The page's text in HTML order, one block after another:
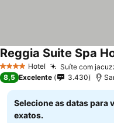
4 EstrelasHotel Suíte com
Reggia Suite Spa
8,5 Excelente 3.430
Selecione as datas para
exatos.